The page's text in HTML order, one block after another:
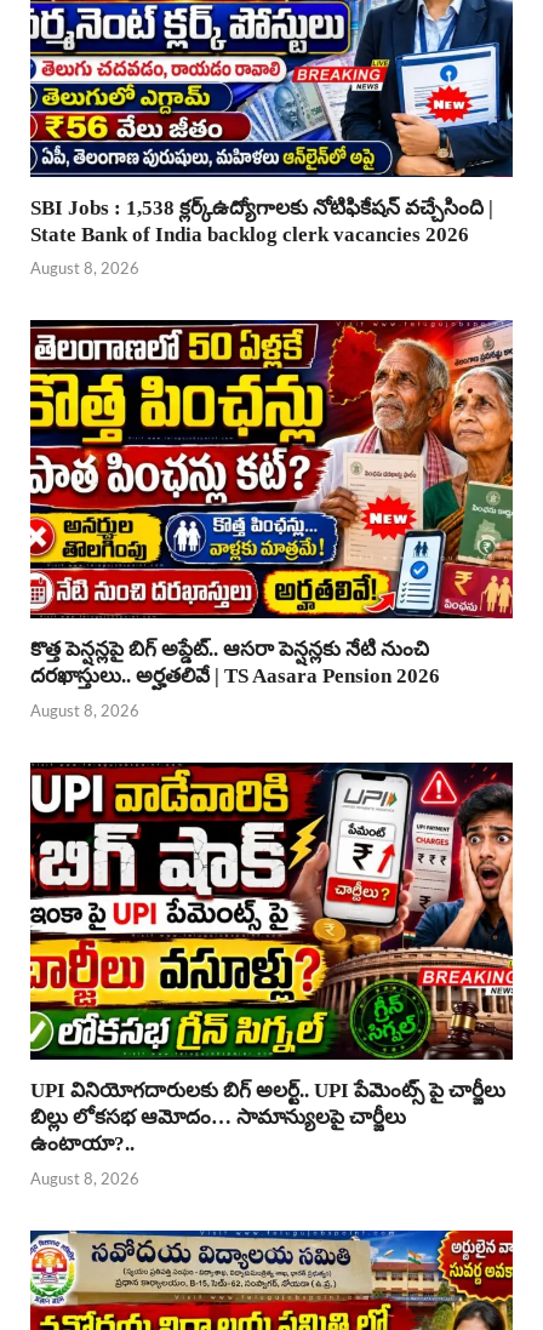
SBI Jobs : 1,538 క్లర్క్ఉద్యోగాలకు నోటిఫికేషన్ వచ్చేసింది |
State Bank of India backlog clerk vacancies 2026
August 8, 2026
కొత్త పెన్షన్లపై బిగ్ అప్డేట్.. ఆసరా పెన్షన్లకు నేటి నుంచి
దరఖాస్తులు.. అర్హతలివే | TS Aasara Pension 2026
August 8, 2026
UPI వినియోగదారులకు బిగ్ అలర్ట్.. UPI పేమెంట్స్ పై చార్జీలు
బిల్లు లోకసభ ఆమోదం… సామాన్యులపై చార్జీలు
ఉంటాయా?..
August 8, 2026